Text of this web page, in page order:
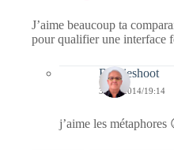
J’aime beaucoup ta
pour qualifier une
Bernieshoot
30/12/2014/19:14
j’aime les métaphores